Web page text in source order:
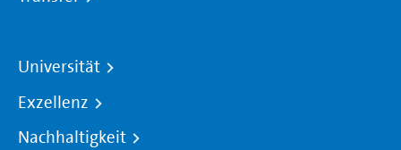
Universität
Exzellenz
Nachhaltigkeit